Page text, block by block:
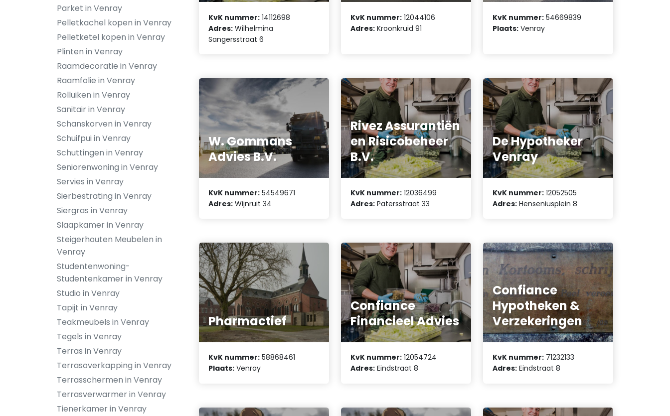
Parket in Venray
Pelletkachel kopen in Venray
Pelletketel kopen in Venray
Plinten in Venray
Raamdecoratie in Venray
Raamfolie in Venray
Rolluiken in Venray
Sanitair in Venray
Schanskorven in Venray
Schuifpui in Venray
Schuttingen in Venray
Seniorenwoning in Venray
Servies in Venray
Sierbestrating in Venray
Siergras in Venray
Slaapkamer in Venray
Steigerhouten Meubelen in
Venray
Studentenwoning-
Studentenkamer in Venray
Studio in Venray
Tapijt in Venray
Teakmeubels in Venray
Tegels in Venray
Terras in Venray
Terrasoverkapping in Venray
Terrasschermen in Venray
Terrasverwarmer in Venray
Tienerkamer in Venray
KvK nummer: 14112698
Adres: Wilhelmina
Sangersstraat 6
KvK nummer: 12044106
Adres: Kroonkruid 91
KvK nummer: 54669839
Plaats: Venray
W. Gommans
Advies B.V.
KvK nummer: 54549671
Adres: Wijnruit 34
Rivez Assurantiën
en Risicobeheer
B.V.
KvK nummer: 12036499
Adres: Patersstraat 33
De Hypotheker
Venray
KvK nummer: 12052505
Adres: Henseniusplein 8
Pharmactief
KvK nummer: 58868461
Plaats: Venray
Confiance
Financieel Advies
KvK nummer: 12054724
Adres: Eindstraat 8
Confiance
Hypotheken &
Verzekeringen
KvK nummer: 71232133
Adres: Eindstraat 8